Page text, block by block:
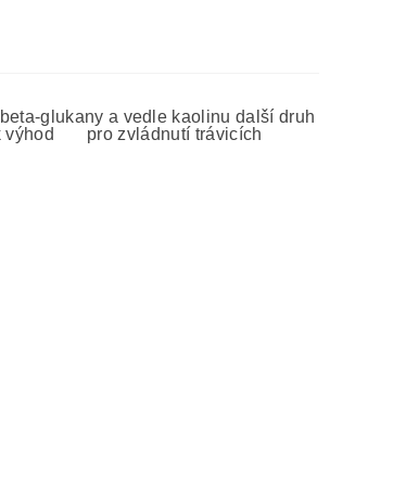
glukany a vedle kaolinu další druh
výhod pro zvládnutí trávicích